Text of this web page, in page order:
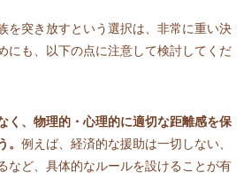
を突き放すという選択は、非常に重い決
にも、以下の点に注意して検討してくだ
く、物理的・心理的に適切な距離感を保
。 例えば、経済的な援助は一切しない、
など、具体的なルールを設けることが有